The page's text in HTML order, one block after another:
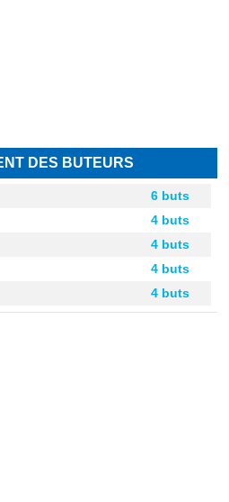
DES BUTEURS
6 buts
4 buts
4 buts
4 buts
4 buts